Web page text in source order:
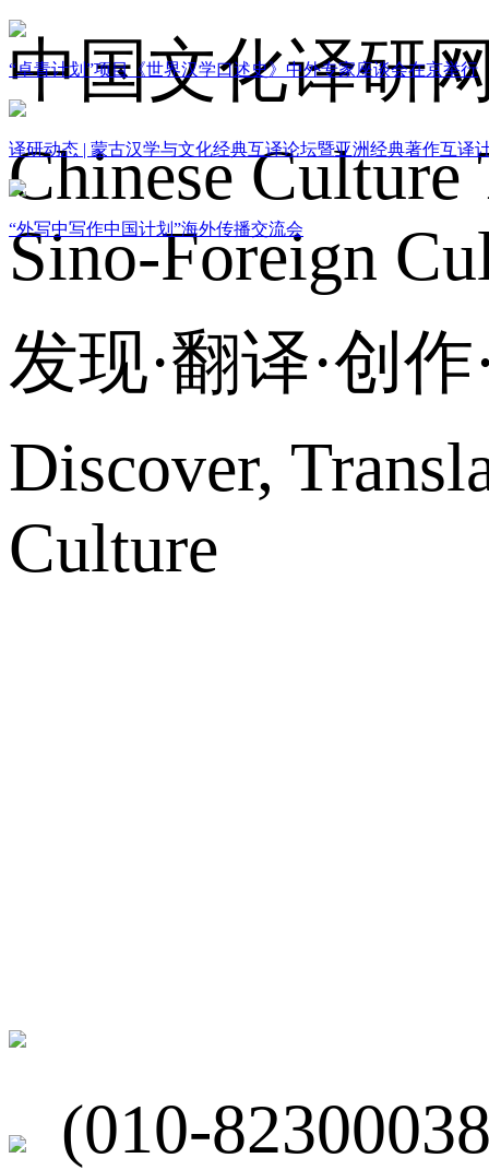
“卓青计划”项目《世界汉学口述史》中外专家座谈会在京举行
译研动态 | 蒙古汉学与文化经典互译论坛暨亚洲经典著作互译
“外写中写作中国计划”海外传播交流会
中国文化译研
Chinese
Sino-Foreign
发现·翻译·创
Discover,
Culture
(010-